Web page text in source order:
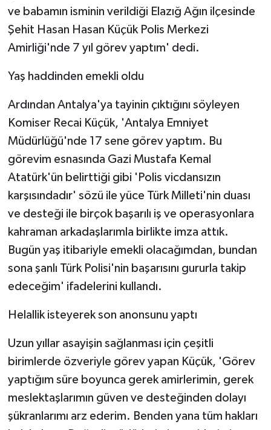
ve babamın isminin verildiği Elazığ Ağın ilçesinde
Şehit Hasan Hasan Küçük Polis Merkezi
Amirliği'nde 7 yıl görev yaptım' dedi.
Yaş haddinden emekli oldu
Ardından Antalya'ya tayinin çıktığını söyleyen
Komiser Recai Küçük, 'Antalya Emniyet
Müdürlüğü'nde 17 sene görev yaptım. Bu
görevim esnasında Gazi Mustafa Kemal
Atatürk'ün belirttiği gibi 'Polis vicdansızın
karşısındadır' sözü ile yüce Türk Milleti'nin duası
ve desteği ile birçok başarılı iş ve operasyonlara
kahraman arkadaşlarımla birlikte imza attık.
Bugün yaş itibariyle emekli olacağımdan, bundan
sona şanlı Türk Polisi'nin başarısını gururla takip
edeceğim' ifadelerini kullandı.
Helallik isteyerek son anonsunu yaptı
Uzun yıllar asayişin sağlanması için çeşitli
birimlerde özveriyle görev yapan Küçük, 'Görev
yaptığım süre boyunca gerek amirlerimin, gerek
meslektaşlarımın güven ve desteğinden dolayı
şükranlarımı arz ederim. Benden yana tüm hakları